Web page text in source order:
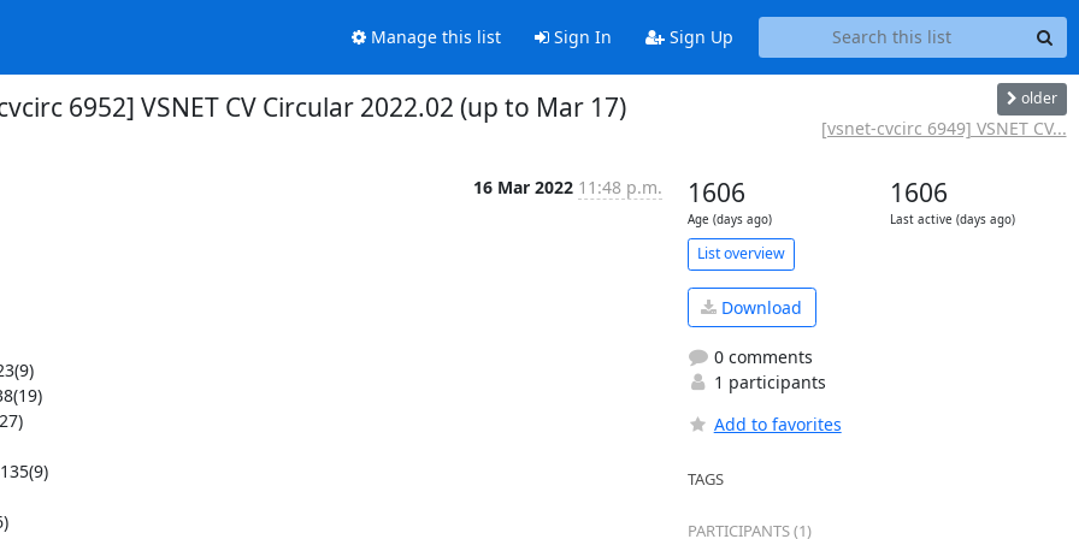
Manage this list Sign In Sign Up
6952] VSNET CV Circular 2022.02 (up to Mar 17) older
[vsnet-cvcirc 6949] VSNET CV...
16 Mar 2022 11:48 p.m. 1606
Age (days ago)
1606
Last active (days ago)
List overview
Download
0 comments
1 participants
Add to favorites
TAGS
PARTICIPANTS (1)